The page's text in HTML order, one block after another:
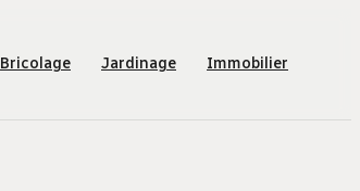
Bricolage Jardinage Immobilier